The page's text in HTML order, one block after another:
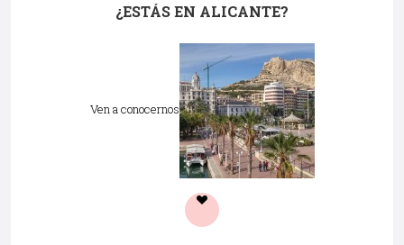
¿ESTÁS EN ALICANTE?
Ven a conocernos